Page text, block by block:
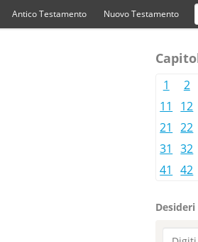
Antico Testamento Nuovo Testamento
1 2
11
12
21 22
31
32
41
42